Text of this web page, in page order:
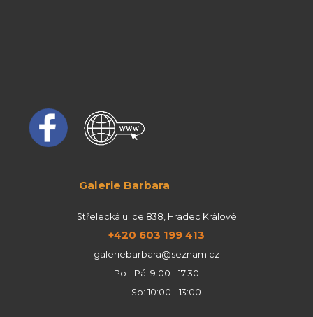
Galerie Barbara
Střelecká ulice 838, Hradec Králové
+420 603 199 413
galeriebarbara@seznam.cz
Po - Pá: 9:00 - 17:30
So: 10:00 - 13:00